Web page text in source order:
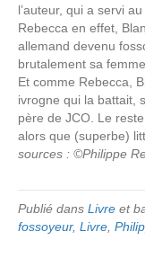
l’auteur, qui a servi
Rebecca en effet,
allemand devenu
brutalement sa
Et comme Rebecca,
ivrogne qui la battait,
père de JCO. Le
alors que (superbe)
sources : ©Philippe
Publié dans Livre et
fossoyeur, Livre